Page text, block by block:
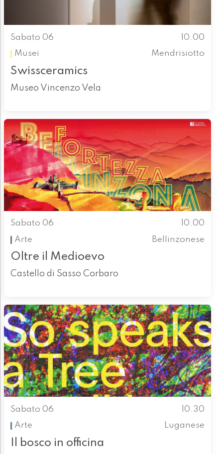
Sabato 06
10.00
Musei
Mendrisiotto
Swissceramics
Museo Vincenzo Vela
Sabato 06
10.00
Arte
Bellinzonese
Oltre il Medioevo
Castello di Sasso Corbaro
Sabato 06
10.30
Arte
Luganese
Il bosco in officina